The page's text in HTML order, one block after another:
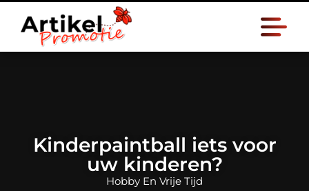
Kinderpaintball iets voor
uw kinderen?
Hobby En Vrije Tijd